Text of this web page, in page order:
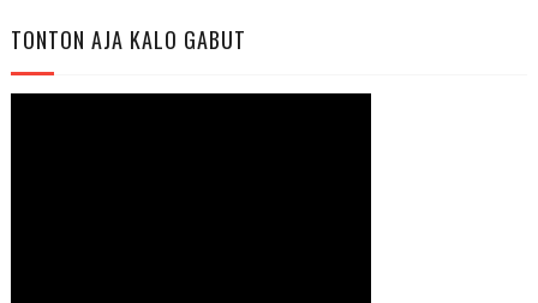
TONTON AJA KALO GABUT